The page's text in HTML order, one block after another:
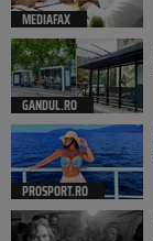
MEDIAFAX
GANDUL.RO
PROSPORT.RO